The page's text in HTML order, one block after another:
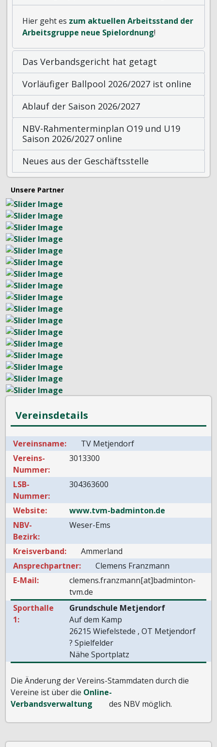
Hier geht es zum aktuellen Arbeitsstand der
Arbeitsgruppe neue Spielordnung!
Das Verbandsgericht hat getagt
Vorläufiger Ballpool 2026/2027 ist online
Ablauf der Saison 2026/2027
NBV-Rahmenterminplan O19 und U19
Saison 2026/2027 online
Neues aus der Geschäftsstelle
Unsere Partner
Vereinsdetails
Vereinsname:
TV Metjendorf
Vereins-
Nummer:
3013300
LSB-
Nummer:
304363600
Website:
www.tvm-badminton.de
NBV-
Bezirk:
Weser-Ems
Kreisverband:
Ammerland
Ansprechpartner:
Clemens Franzmann
E-Mail:
clemens.franzmann[at]badminton-
tvm.de
Sporthalle
1:
Grundschule Metjendorf
Auf dem Kamp
26215 Wiefelstede , OT Metjendorf
? Spielfelder
Nähe Sportplatz
Die Änderung der Vereins-Stammdaten durch die
Vereine ist über die Online-
Verbandsverwaltung
des NBV möglich.